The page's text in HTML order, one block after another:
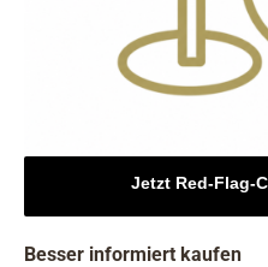
Besser informiert kaufen
Jetzt Red-Flag-